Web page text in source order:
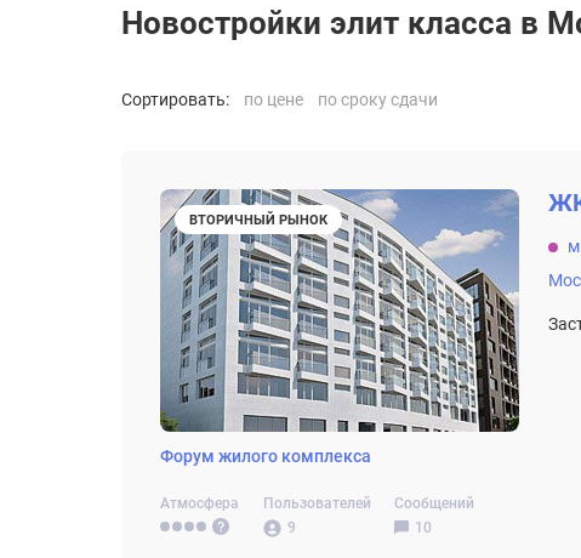
Новостройки элит класса в
Сортировать: по цене по сроку сдачи
ВТОРИЧНЫЙ РЫНОК
Форум жилого комплекса
Атмосфера
Пользователей
9
Сообщений
10